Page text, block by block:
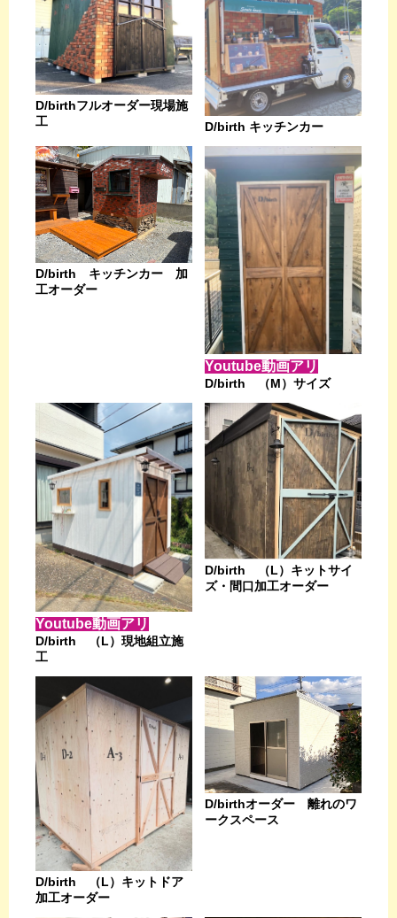
D/birthフルオーダー現場施
工
D/birth キッチンカー
D/birth キッチンカー 加
工オーダー
Youtube動画アリ
D/birth （M）サイズ
Youtube動画アリ
D/birth （L）現地組立施
工
D/birth （L）キットサイ
ズ・間口加工オーダー
D/birth （L）キットドア
加工オーダー
D/birthオーダー 離れのワ
ークスペース